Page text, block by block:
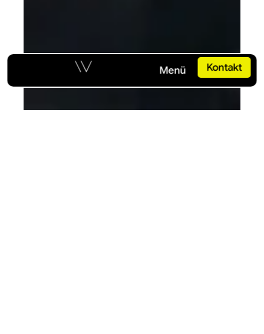
Menü
Button Kontakt
Button